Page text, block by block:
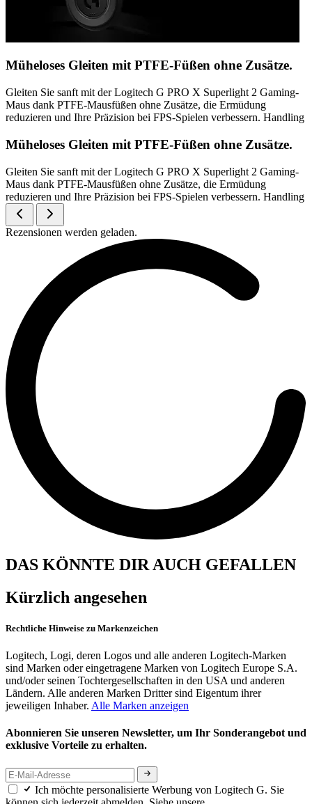
Müheloses Gleiten mit PTFE-Füßen ohne Zusätze.
Gleiten Sie sanft mit der Logitech G PRO X Superlight 2 Gaming-
Maus dank PTFE-Mausfüßen ohne Zusätze, die Ermüdung
reduzieren und Ihre Präzision bei FPS-Spielen verbessern. Handling
Müheloses Gleiten mit PTFE-Füßen ohne Zusätze.
Gleiten Sie sanft mit der Logitech G PRO X Superlight 2 Gaming-
Maus dank PTFE-Mausfüßen ohne Zusätze, die Ermüdung
reduzieren und Ihre Präzision bei FPS-Spielen verbessern. Handling
Rezensionen werden geladen.
DAS KÖNNTE DIR AUCH GEFALLEN
Kürzlich angesehen
Rechtliche Hinweise zu Markenzeichen
Logitech, Logi, deren Logos und alle anderen Logitech-Marken
sind Marken oder eingetragene Marken von Logitech Europe S.A.
und/oder seinen Tochtergesellschaften in den USA und anderen
Ländern. Alle anderen Marken Dritter sind Eigentum ihrer
jeweiligen Inhaber. Alle Marken anzeigen
Abonnieren Sie unseren Newsletter, um Ihr Sonderangebot und
exklusive Vorteile zu erhalten.
Ich möchte personalisierte Werbung von Logitech G. Sie